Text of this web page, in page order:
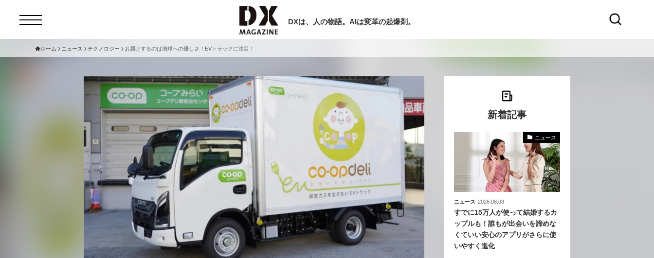
DXは、人の物語。AIは変革の起爆剤。
セミナー ニュース
サービスメニュー 日本オムニチャネル協会
トップページ
特集
動画
サイトマップ
お問い合わせ
個人情報保護法について
運営会社
採用情報
現在開催予定のセミナー
セミナー
【8/12開催】「イノベーションを数値化
する」～投資される事業の基準と、終活
DX「SouSou」に学ぶ資金調達・巻き込
みのリアル～
2026-06-10
セミナー
【9/30開催】AIで何でもできる時代に、
なぜ「DX人財」というキャリアが求めら
ホーム ニュース テクノロジー お届けするのは地球への優しさ！EVトラックに注目！
新着記事
ニュース
ニュース 2026.08.08
すでに15万人が使って結婚するカ
ップルも！誰もが出会いを諦めな
くていい安心のアプリがさらに使
いやすく進化